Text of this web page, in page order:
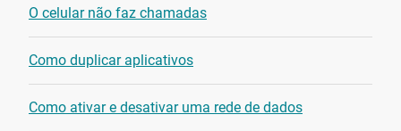
O celular não faz chamadas
Como duplicar aplicativos
Como ativar e desativar uma rede de dados